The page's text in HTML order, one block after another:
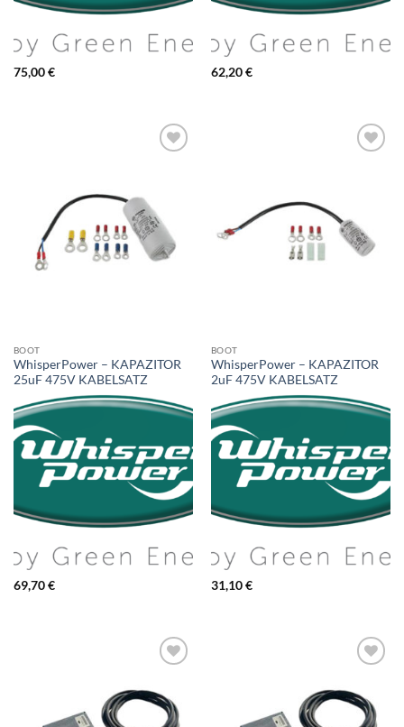
75,00€ 62,20€
BOOT
WhisperPower – KAPAZITOR
25uF 475V KABELSATZ
69,70€
BOOT
WhisperPower – KAPAZITOR
2uF 475V KABELSATZ
31,10€